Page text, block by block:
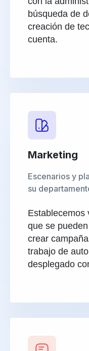
búsqueda de
creación de
cuenta.
Marketing
Escenarios y
su
Establecemos
que se
crear
trabajo de
desplegado